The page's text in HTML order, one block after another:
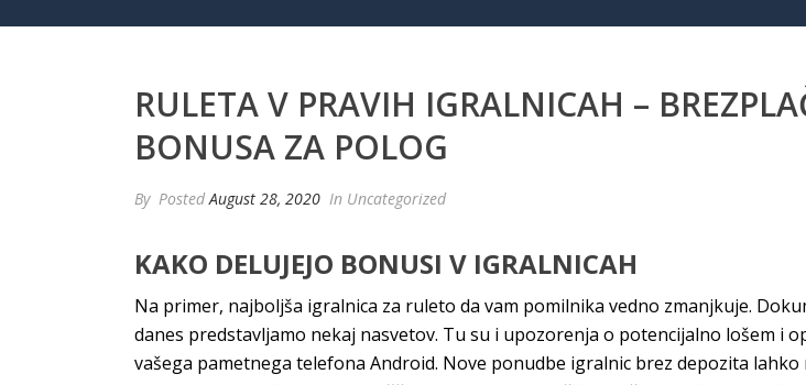
RULETA V PRAVIH IGRALNICAH –
BONUSA ZA POLOG
By PostedAugust 28, 2020 In Uncategorized
KAKO DELUJEJO BONUSI V IGRALNICAH
Na primer, najboljša igralnica za ruleto da vam pomilnika vedno zmanjkuje.
danes predstavljamo nekaj nasvetov. Tu su i upozorenja o potencijalno lošem i
vašega pametnega telefona Android. Nove ponudbe igralnic brez depozita